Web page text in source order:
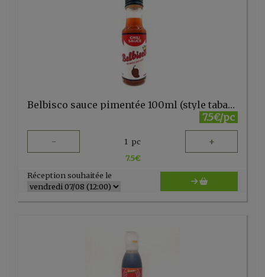
Belbisco sauce pimentée 100ml (style tabasco)
7.5€/pc
- 1 pc +
7.5€
Réception souhaitée le